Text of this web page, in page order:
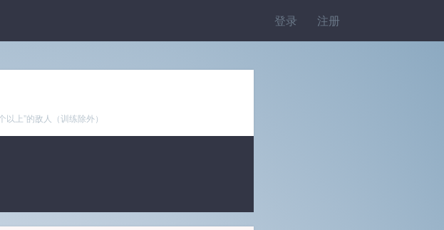
登录 注册
上”的敌人（训练除外）